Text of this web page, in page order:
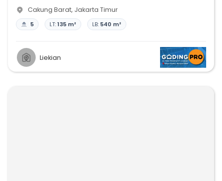
Cakung Barat, Jakarta Timur
5 LT:135 m² LB: 540 m²
Liekian